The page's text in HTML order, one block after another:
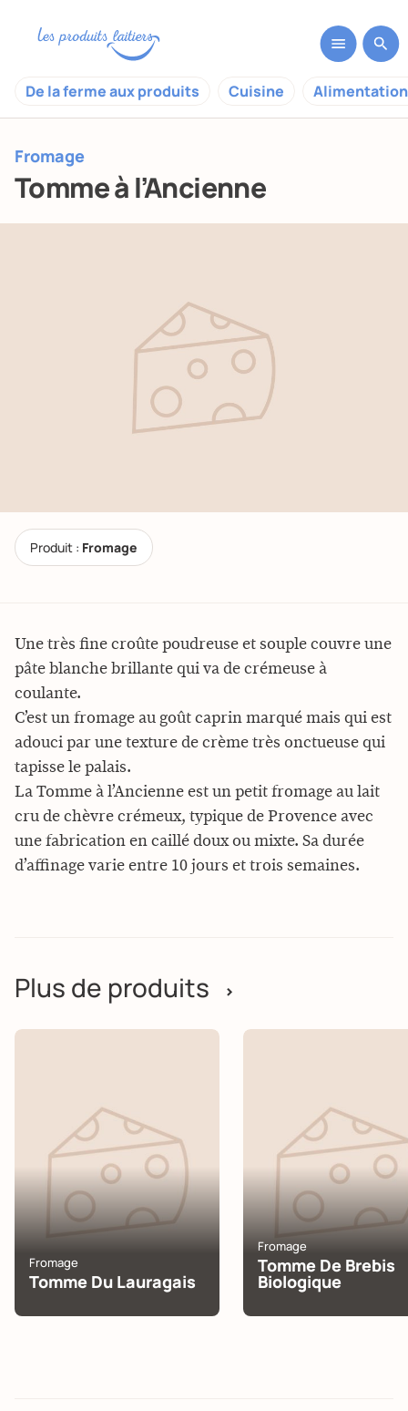
De la ferme aux produits Cuisine
Fromage
Tomme à l’Ancienne
Produit : Fromage
Une très fine croûte poudreuse et souple couvre une
pâte blanche brillante qui va de crémeuse à
coulante.
C’est un fromage au goût caprin marqué mais qui est
adouci par une texture de crème très onctueuse qui
tapisse le palais.
La Tomme à l’Ancienne est un petit fromage au lait
cru de chèvre crémeux, typique de Provence avec
une fabrication en caillé doux ou mixte. Sa durée
d’affinage varie entre 10 jours et trois semaines.
Plus de produits >
Fromage
Tomme Du Lauragais
Fromage
Tomme De Brebis
Biologique